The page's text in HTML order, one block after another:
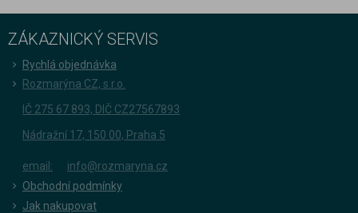
ZÁKAZNICKÝ SERVIS
Rychlá objednávka
Rozmarýna CZ, s.r.o.
IČ 275 67 893, DIČ CZ27567893
Nádražní 17, 150 00, Praha 5
email:
info@rozmaryna.cz
Obchodní podmínky
Jak nakupovat